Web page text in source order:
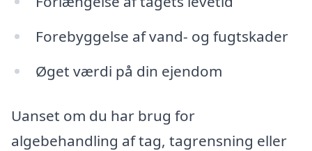
Forebyggelse af vand- og fugtskader
Øget værdi på din ejendom
Uanset om du har brug for
algebehandling af tag, tagrensning eller